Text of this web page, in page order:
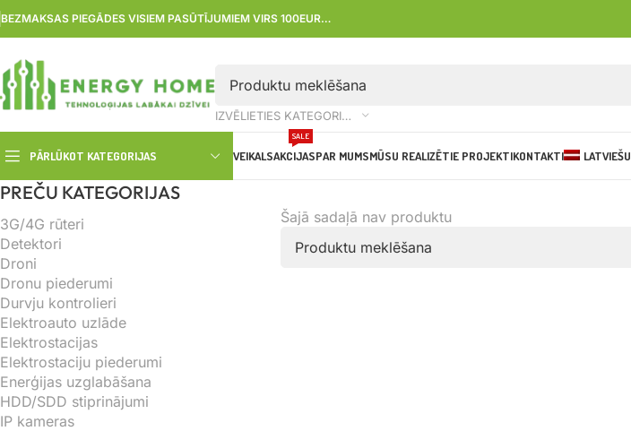
BEZMAKSAS PIEGĀDES VISIEM PASŪTĪJUMIEM VIRS 100EUR…
IZVĒLIETIES KATEGORIJU
PĀRLŪKOT KATEGORIJAS VEIKALSAKCIJAS
SALE
PAR MUMSMŪSU REALIZĒTIE PROJEKTIKONTAKTI LATVIEŠU
PREČU KATEGORIJAS
3G/4G rūteri
Detektori
Droni
Dronu piederumi
Durvju kontrolieri
Elektroauto uzlāde
Elektrostacijas
Elektrostaciju piederumi
Enerģijas uzglabāšana
HDD/SDD stiprinājumi
IP kameras
Šajā sadaļā nav produktu